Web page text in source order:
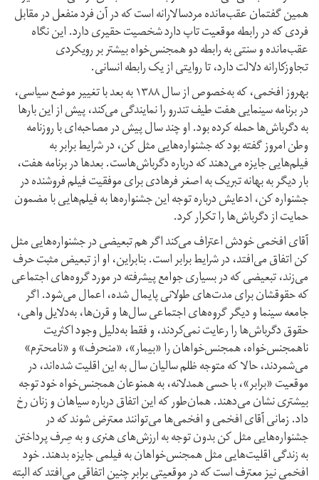
همین گفتمان عقب‌مانده مردسالارانه است که در آن فرد منفعل در مقابل
فردی که در رابطه موقعیت تاپ دارد شخصیت حقیری دارد. این نگاه
عقب‌مانده و سنتی به رابطه دو همجنس‌خواه بیشتر بر رویکردی
تجاوزکارانه دلالت دارد، تا روایتی از یک رابطه انسانی.
بهروز افخمی، که به‌خصوص از سال ۱۳۸۸ به بعد با تغییر موضع سیاسی،
در برنامه سینمایی هفت طیف تندرو را نمایندگی می‌کند، پیش از این بارها
به دگرباش‌ها حمله کرده بود. او چند سال پیش در مصاحبه‌ای با روزنامه
وطن‌ امروز گفته بود که جشنواره‌هایی مثل کن، در شرایط برابر به
فیلم‌هایی جایزه می‌دهند که درباره دگرباش‌هاست. بعدها در برنامه هفت،
بار دیگر به بهانه تبریک به اصغر فرهادی برای موفقیت فیلم فروشنده در
جشنواره کن، ادعایش درباره توجه این جشنواره‌ها به فیلم‌هایی با مضمون
حمایت از دگرباش‌ها را تکرار کرد.
آقای افخمی خودش اعتراف می‌کند اگر هم تبعیضی در جشنواره‌هایی مثل
کن اتفاق می‌افتد، در شرایط برابر است. بنابراین، او از تبعیض مثبت حرف
می‌زند، تبعیضی که در بسیاری جوامع پیشرفته در مورد گروه‌های اجتماعی
که حقوقشان برای مدت‌های طولانی پایمال شده، اعمال می‌شود. اگر
جامعه سینما و دیگر گروه‌های اجتماعی سال‌ها و قرن‌ها، به‌دلایل واهی،
حقوق دگرباش‌ها را رعایت نمی‌کردند، و فقط به‌دلیل وجود اکثریت
ناهمجنس‌خواه، همجنس‌خواهان را «بیمار»، «منحرف» و «نامحترم»
می‌شمردند، حالا که متوجه ظلم سالیان سال به این اقلیت شده‌اند، در
موقعیت «برابر»، با حسی همدلانه، به همنوعان همجنس‌خواه خود توجه
بیشتری نشان می‌دهند. همان‌طور که این اتفاق درباره سیاهان و زنان رخ
داد. زمانی آقای افخمی و افخمی‌ها می‌توانند معترض شوند که در
جشنواره‌هایی مثل کن بدون توجه به ارزش‌های هنری و به صِرف پرداختن
به زندگی اقلیت‌هایی مثل همجنس‌خواهان به فیلمی جایزه بدهند. خود
افخمی نیز معترف است که در موقعیتی برابر چنین اتفاقی می‌افتد که البته